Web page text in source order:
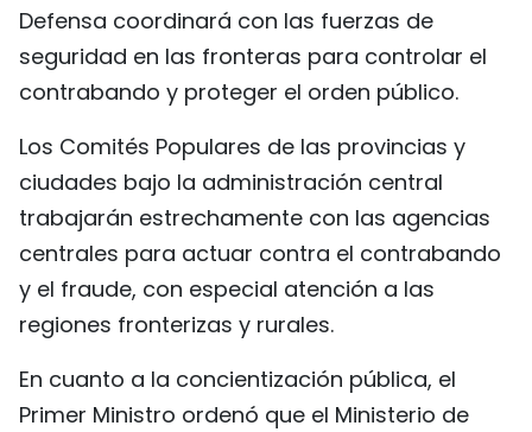
Defensa coordinará con las fuerzas de
seguridad en las fronteras para controlar el
contrabando y proteger el orden público.
Los Comités Populares de las provincias y
ciudades bajo la administración central
trabajarán estrechamente con las agencias
centrales para actuar contra el contrabando
y el fraude, con especial atención a las
regiones fronterizas y rurales.
En cuanto a la concientización pública, el
Primer Ministro ordenó que el Ministerio de